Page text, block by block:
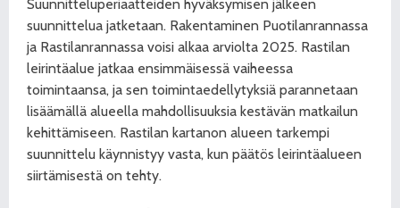
Suunnitteluperiaatteiden hyväksymisen jälkeen
suunnittelua jatketaan. Rakentaminen Puotilanrannassa
ja Rastilanrannassa voisi alkaa arviolta 2025. Rastilan
leirintäalue jatkaa ensimmäisessä vaiheessa
toimintaansa, ja sen toimintaedellytyksiä parannetaan
lisäämällä alueella mahdollisuuksia kestävän matkailun
kehittämiseen. Rastilan kartanon alueen tarkempi
suunnittelu käynnistyy vasta, kun päätös leirintäalueen
siirtämisestä on tehty.